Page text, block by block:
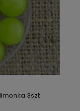
limonka 3szt